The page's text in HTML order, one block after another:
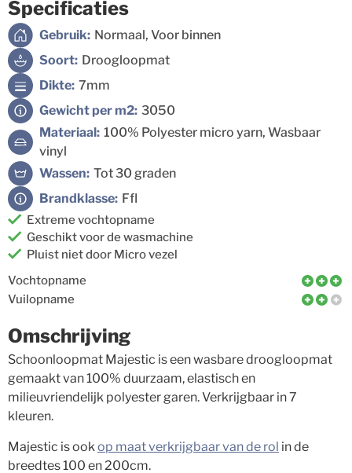
Specificaties
Gebruik: Normaal, Voor binnen
Soort: Droogloopmat
Dikte: 7mm
Gewicht per m2: 3050
Materiaal: 100% Polyester micro yarn, Wasbaar
vinyl
Wassen: Tot 30 graden
Brandklasse: Ffl
Extreme vochtopname
Geschikt voor de wasmachine
Pluist niet door Micro vezel
Vochtopname
Vuilopname
Omschrijving
Schoonloopmat Majestic is een wasbare droogloopmat
gemaakt van 100% duurzaam, elastisch en
milieuvriendelijk polyester garen. Verkrijgbaar in 7
kleuren.
Majestic is ook op maat verkrijgbaar van de rol in de
breedtes 100 en 200cm.